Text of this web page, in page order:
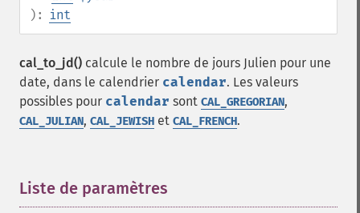
):
int
cal_to_jd() calcule le nombre de jours Julien pour une
date, dans le calendrier calendar. Les valeurs
possibles pour calendar sont CAL_GREGORIAN,
CAL_JULIAN, CAL_JEWISH et CAL_FRENCH.
Liste de paramètres